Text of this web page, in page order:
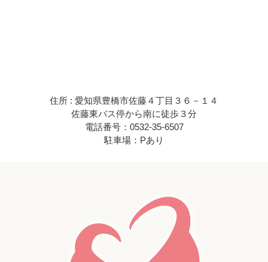
住所 : 愛知県豊橋市佐藤４丁目３６－１４
佐藤東バス停から南に徒歩３分
電話番号：0532-35-6507
駐車場：Pあり